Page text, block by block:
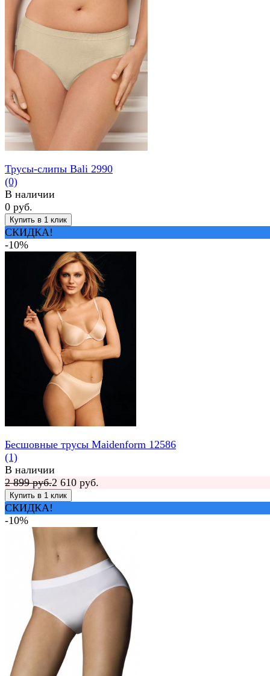
Трусы-слипы Bali 2990
(0)
В наличии
0 руб.
СКИДКА!
-10%
Бесшовные трусы Maidenform 12586
(1)
В наличии
2 899 руб.2 610 руб.
СКИДКА!
-10%